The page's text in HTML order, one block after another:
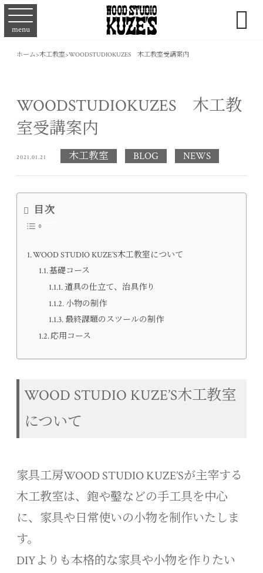
menu 
ホーム>木工教室>WOODSTUDIOKUZES 木工教室受講案内
WOODSTUDIOKUZES 木工教
室受講案内
2021.01.21 木工教室 BLOG NEWS
目次
WOOD STUDIO KUZE’S木工教室について
基礎コース
道具の仕立て、治具作り
小物の制作
最終課題のスツールの制作
応用コース
WOOD STUDIO KUZE’S木工教室
について
家具工房WOOD STUDIO KUZE’Sが主宰する
木工教室は、鉋や鑿などの手工具を中心
に、家具や日常使いの小物を制作いたしま
す。
DIYよりも本格的な家具や小物を作りたい